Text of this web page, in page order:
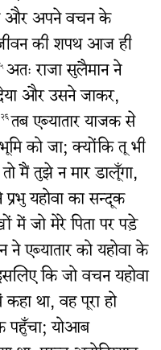
है और अपने वचन के
की शपथ आज ही
अतः राजा सुलैमान ने
और उसने जाकर,
२६तब एब्यातार याजक से
को जा; क्योंकि तू भी
मैं तुझे न मार डालूँगा,
यहोवा का सन्दूक
में जो मेरे पिता पर पड़े
एब्यातार को यहोवा के
कि जो वचन यहोवा
था, वह पूरा हो
पहुँचा; योआब